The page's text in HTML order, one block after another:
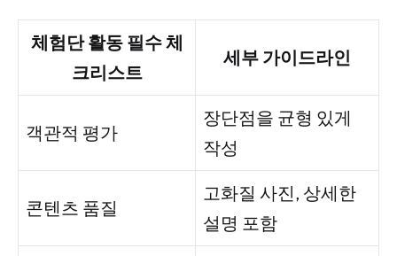
체험단 활동 필수 체
크리스트
세부 가이드라인
객관적 평가
장단점을 균형 있게
작성
콘텐츠 품질
고화질 사진, 상세한
설명 포함